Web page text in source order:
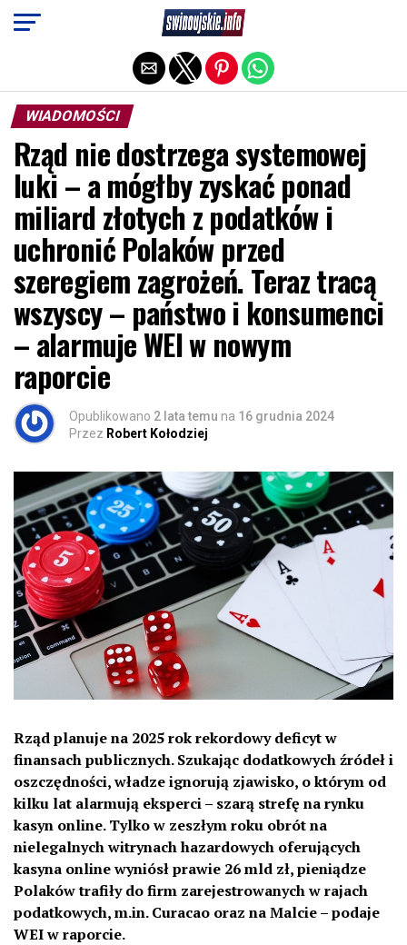
WIADOMOŚCI
Rząd nie dostrzega systemowej
luki – a mógłby zyskać ponad
miliard złotych z podatków i
uchronić Polaków przed
szeregiem zagrożeń. Teraz tracą
wszyscy – państwo i konsumenci
– alarmuje WEI w nowym
raporcie
Opublikowano 2 lata temu na 16 grudnia 2024
Przez Robert Kołodziej
Rząd planuje na 2025 rok rekordowy deficyt w
finansach publicznych. Szukając dodatkowych źródeł i
oszczędności, władze ignorują zjawisko, o którym od
kilku lat alarmują eksperci – szarą strefę na rynku
kasyn online. Tylko w zeszłym roku obrót na
nielegalnych witrynach hazardowych oferujących
kasyna online wyniósł prawie 26 mld zł, pieniądze
Polaków trafiły do firm zarejestrowanych w rajach
podatkowych, m.in. Curacao oraz na Malcie– podaje
WEIw raporcie.
Exit mobile version